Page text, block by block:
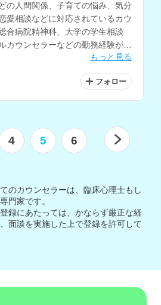
の人間関係、子育ての悩み、気分
愛相談などに対応されているカウ
合病院精神科、大学の学生相談
カウンセラーなどの勤務経験があ
トレスマネジメントの技法を豊富
もっと見る
フォロー
4 5 6
のカウンセラーは、臨床心理士もし
門家です。
録にあたっては、かならず厳正な経
面談を実施した上で登録を許可して